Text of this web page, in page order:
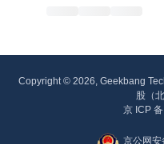
Copyright © 2026, Geekbang
股（
京 ICP
京公网